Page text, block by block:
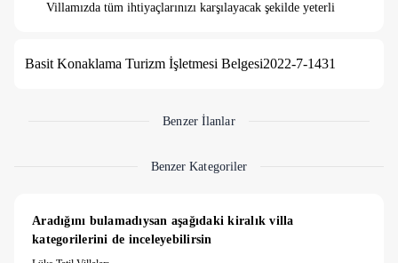
Villamızda tüm ihtiyaçlarınızı karşılayacak şekilde yeterli
elbise dolabı, saç kurutma makinesi, makyaj masası,tuvalet ve
elbise dolabı, saç kurutma makinesi, makyaj masası, jakuzi,
3. Yatak Odası;
1 adet çift kişilik yatak, klima, komodin,
elbise dolabı, saç kurutma makinesi, makyaj masası, tuvalet ve
banyosu bulunmaktadır.
Basit Konaklama Turizm İşletmesi Belgesi2022-7-1431
Benzer İlanlar
Benzer Kategoriler
Aradığını bulamadıysan aşağıdaki kiralık villa
kategorilerini de inceleyebilirsin